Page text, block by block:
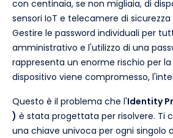
con centinaia, se non migliaia, di
sensori IoT e telecamere di
Gestire le password individuali per
amministrativo e l'utilizzo di una
rappresenta un enorme rischio per la
dispositivo viene compromesso,
Questo è il problema che l'Identity
) è stata progettata per risolvere. Ti
una chiave univoca per ogni singolo